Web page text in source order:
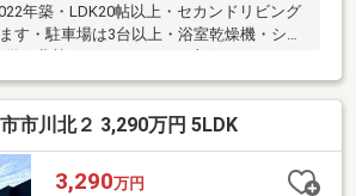
年築・LDK20帖以上・セカンドリビング
す・駐車場は3台以上・浴室乾燥機・シス
市川北２ 3,290万円 5LDK
3,290万円